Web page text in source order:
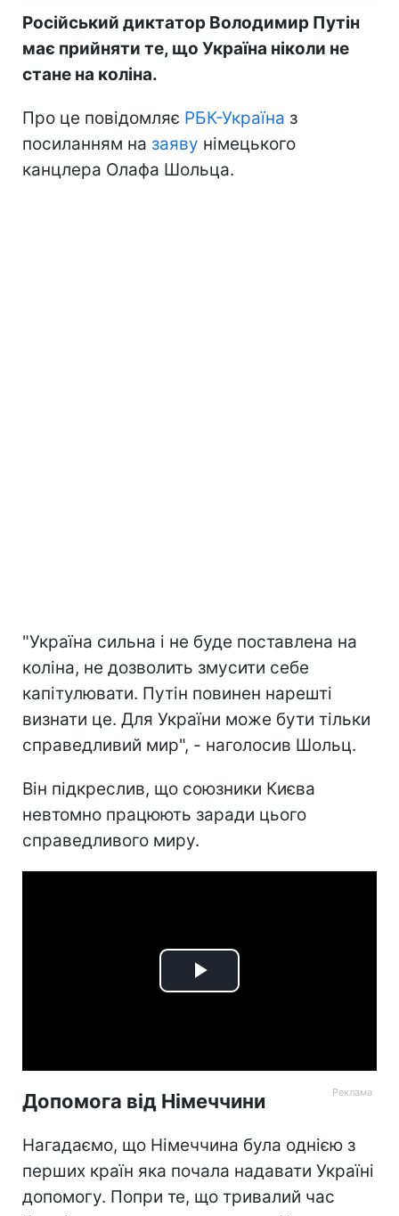
Російський диктатор Володимир Путін
має прийняти те, що Україна ніколи не
стане на коліна.
Про це повідомляє РБК-Україна з
посиланням на заяву німецького
канцлера Олафа Шольца.
"Україна сильна і не буде поставлена на
коліна, не дозволить змусити себе
капітулювати. Путін повинен нарешті
визнати це. Для України може бути тільки
справедливий мир", - наголосив Шольц.
Він підкреслив, що союзники Києва
невтомно працюють заради цього
справедливого миру.
Play
Допомога від Німеччини
Нагадаємо, що Німеччина була однією з
перших країн яка почала надавати Україні
допомогу. Попри те, що тривалий час